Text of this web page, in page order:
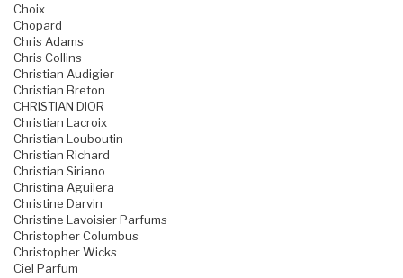
Choix
Chopard
Chris Adams
Chris Collins
Christian Audigier
Christian Breton
CHRISTIAN DIOR
Christian Lacroix
Christian Louboutin
Christian Richard
Christian Siriano
Christina Aguilera
Christine Darvin
Christine Lavoisier Parfums
Christopher Columbus
Christopher Wicks
Ciel Parfum